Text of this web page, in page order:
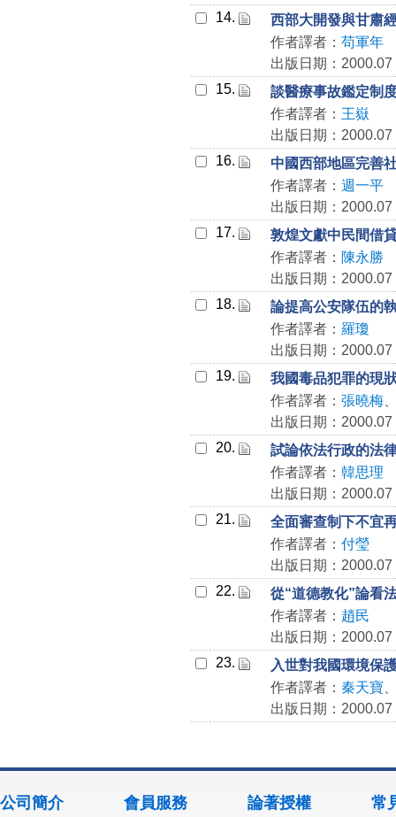
14.
西部大開發與甘肅
作者譯者： 苟軍年
出版日期：2000.07
15.
談醫療事故鑑定制
作者譯者： 王嶽
出版日期：2000.07
16.
中國西部地區完善
作者譯者： 週一平
出版日期：2000.07
17.
敦煌文獻中民間借
作者譯者： 陳永勝
出版日期：2000.07
18.
論提高公安隊伍的
作者譯者： 羅瓊
出版日期：2000.07
19.
我國毒品犯罪的現
作者譯者： 張曉梅
出版日期：2000.07
20.
試論依法行政的法
作者譯者： 韓思理
出版日期：2000.07
21.
全面審查制下不宜
作者譯者： 付瑩
出版日期：2000.07
22.
從“道德教化”論看
作者譯者： 趙民
出版日期：2000.07
23.
入世對我國環境保
作者譯者： 秦天寶
出版日期：2000.07
公司簡介 會員服務 論著授權 常